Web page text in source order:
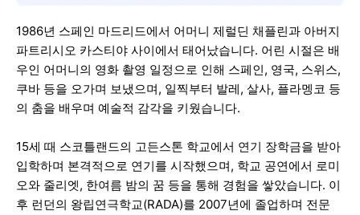
1986년 스페인 마드리드에서 어머니 제럴딘 채플린과 아버지
파트리시오 카스티야 사이에서 태어났습니다. 어린 시절은 배
우인 어머니의 영화 촬영 일정으로 인해 스페인, 영국, 스위스,
쿠바 등을 오가며 보냈으며, 일찍부터 발레, 살사, 플라멩코 등
의 춤을 배우며 예술적 감각을 키웠습니다.
15세 때 스코틀랜드의 고든스톤 학교에서 연기 장학금을 받아
입학하며 본격적으로 연기를 시작했으며, 학교 공연에서 로미
오와 줄리엣, 한여름 밤의 꿈 등을 통해 경험을 쌓았습니다. 이
후 런던의 왕립연극학교(RADA)를 2007년에 졸업하며 전문